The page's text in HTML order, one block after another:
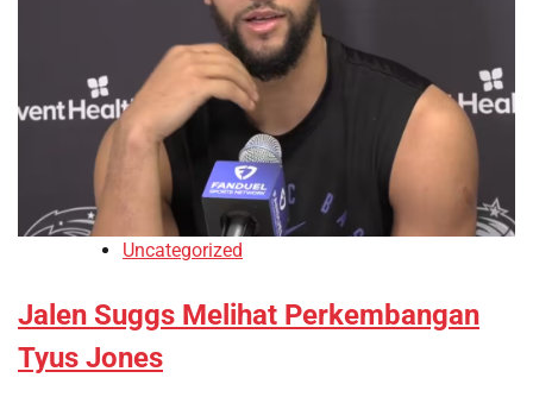
Uncategorized
Jalen Suggs Melihat Perkembangan
Tyus Jones